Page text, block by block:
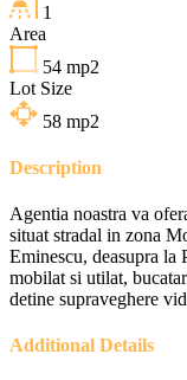
1
Area
54 mp2
Lot Size
58 mp2
Description
Agentia noastra va
situat stradal in zona
Eminescu, deasupra la
mobilat si utilat,
detine supraveghere
Additional Details